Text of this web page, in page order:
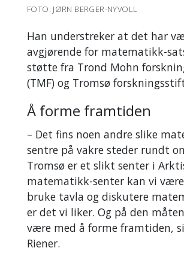
FOTO: JØRN BERGER-NYVOLL
Han understreker at det har
avgjørende for matematikk-
støtte fra Trond Mohn
(TMF) og Tromsø
Å forme framtiden
– Det fins noen andre slike
sentre på vakre steder rundt
Tromsø er et slikt senter i
matematikk-senter kan vi
bruke tavla og diskutere
er det vi liker. Og på den
være med å forme framtiden,
Riener.